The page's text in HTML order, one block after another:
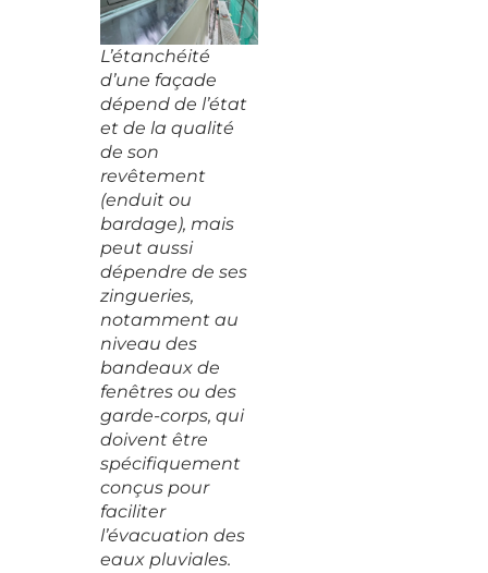
L’étanchéité
d’une façade
dépend de l’état
et de la qualité
de son
revêtement
(enduit ou
bardage), mais
peut aussi
dépendre de ses
zingueries,
notamment au
niveau des
bandeaux de
fenêtres ou des
garde-corps, qui
doivent être
spécifiquement
conçus pour
faciliter
l’évacuation des
eaux pluviales.